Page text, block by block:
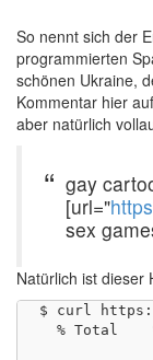
So nennt sich der
programmierten
schönen Ukraine,
Kommentar hier auf
aber natürlich
gay
[url="
sex
Natürlich ist
$ curl
% Total